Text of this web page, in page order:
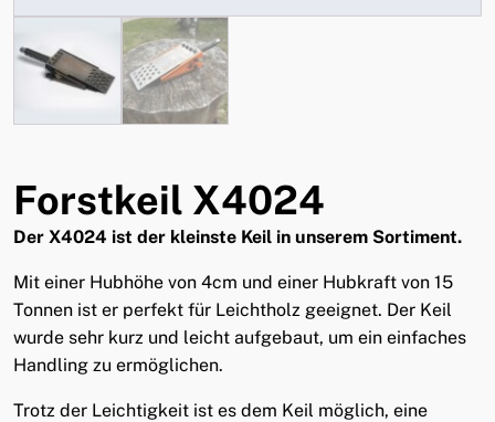
Forstkeil X4024
Der X4024 ist der kleinste Keil in unserem Sortiment.
Mit einer Hubhöhe von 4cm und einer Hubkraft von 15
Tonnen ist er perfekt für Leichtholz geeignet. Der Keil
wurde sehr kurz und leicht aufgebaut, um ein einfaches
Handling zu ermöglichen.
Trotz der Leichtigkeit ist es dem Keil möglich, eine